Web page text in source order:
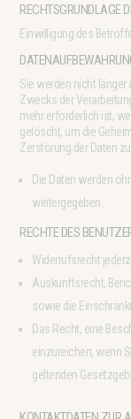
RECHTSGRUNDLAGE
Einwilligung des
Sie werden nicht
Zwecks der
mehr erforderlich ist,
gelöscht, um die
Zerstörung der Daten
Die Daten werden
weitergegeben.
RECHTE DES
Widerrufsrecht
Auskunftsrecht,
sowie die
Das Recht, eine
einzureichen, wenn
geltenden